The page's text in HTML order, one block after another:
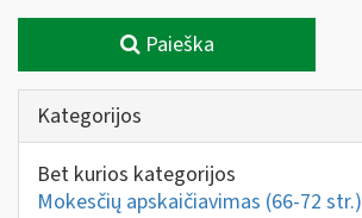
Paieška
Kategorijos
Bet kurios kategorijos
Mokesčių apskaičiavimas (66-72 str.)